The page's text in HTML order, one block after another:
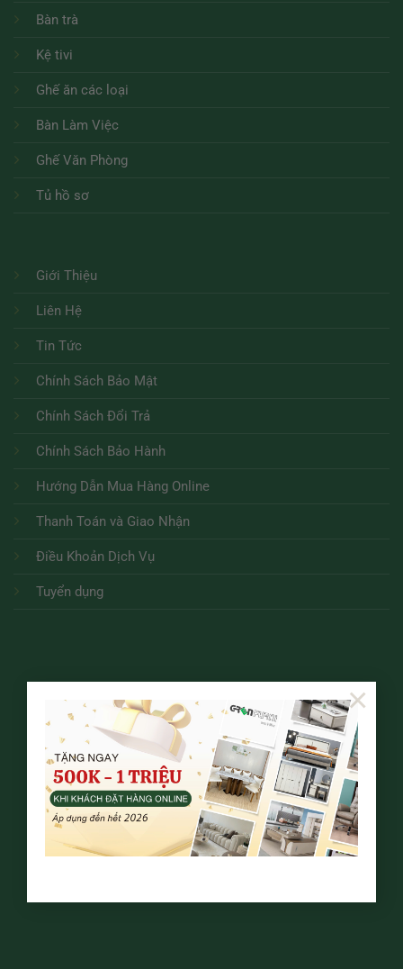
×
Bàn trà
Kệ tivi
Ghế ăn các loại
Bàn Làm Việc
Ghế Văn Phòng
Tủ hồ sơ
Giới Thiệu
Liên Hệ
Tin Tức
Chính Sách Bảo Mật
Chính Sách Đổi Trả
Chính Sách Bảo Hành
Hướng Dẫn Mua Hàng Online
Thanh Toán và Giao Nhận
Điều Khoản Dịch Vụ
Tuyển dụng